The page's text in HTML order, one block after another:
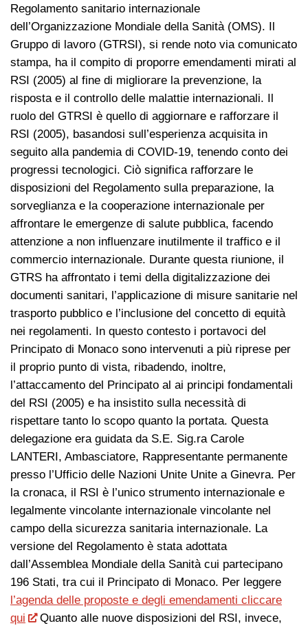
Regolamento sanitario internazionale
dell’Organizzazione Mondiale della Sanità (OMS). Il
Gruppo di lavoro (GTRSI), si rende noto via comunicato
stampa, ha il compito di proporre emendamenti mirati al
RSI (2005) al fine di migliorare la prevenzione, la
risposta e il controllo delle malattie internazionali. Il
ruolo del GTRSI è quello di aggiornare e rafforzare il
RSI (2005), basandosi sull’esperienza acquisita in
seguito alla pandemia di COVID-19, tenendo conto dei
progressi tecnologici. Ciò significa rafforzare le
disposizioni del Regolamento sulla preparazione, la
sorveglianza e la cooperazione internazionale per
affrontare le emergenze di salute pubblica, facendo
attenzione a non influenzare inutilmente il traffico e il
commercio internazionale. Durante questa riunione, il
GTRS ha affrontato i temi della digitalizzazione dei
documenti sanitari, l’applicazione di misure sanitarie nel
trasporto pubblico e l’inclusione del concetto di equità
nei regolamenti. In questo contesto i portavoci del
Principato di Monaco sono intervenuti a più riprese per
il proprio punto di vista, ribadendo, inoltre,
l’attaccamento del Principato al ai principi fondamentali
del RSI (2005) e ha insistito sulla necessità di
rispettare tanto lo scopo quanto la portata. Questa
delegazione era guidata da S.E. Sig.ra Carole
LANTERI, Ambasciatore, Rappresentante permanente
presso l’Ufficio delle Nazioni Unite Unite a Ginevra. Per
la cronaca, il RSI è l’unico strumento internazionale e
legalmente vincolante internazionale vincolante nel
campo della sicurezza sanitaria internazionale. La
versione del Regolamento è stata adottata
dall’Assemblea Mondiale della Sanità cui partecipano
196 Stati, tra cui il Principato di Monaco. Per leggere
l’agenda delle proposte e degli emendamenti cliccare
qui
Quanto alle nuove disposizioni del RSI, invece,